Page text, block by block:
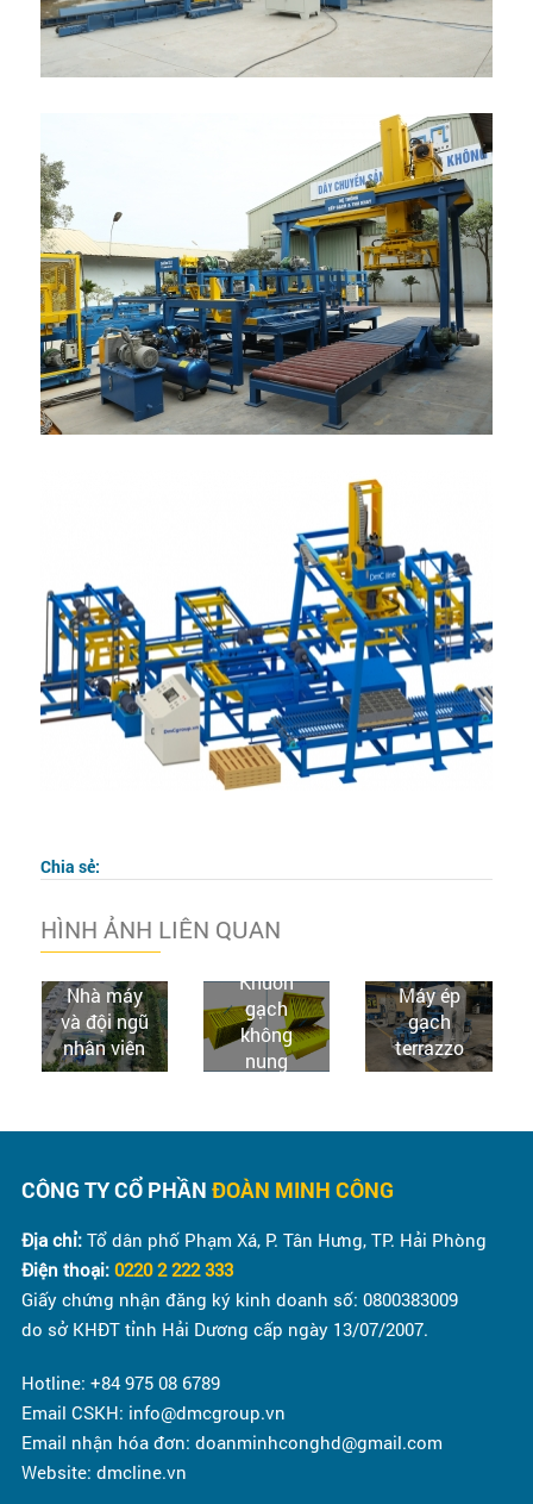
Chia sẻ:
HÌNH ẢNH LIÊN QUAN
Nhà máy
và đội ngũ
nhân viên
Khuôn
gạch
không
nung
Máy ép
gạch
terrazzo
CÔNG TY CỔ PHẦN ĐOÀN MINH CÔNG
Địa chỉ:Tổ dân phố Phạm Xá, P. Tân Hưng, TP. Hải Phòng
Điện thoại: 0220 2 222 333
Giấy chứng nhận đăng ký kinh doanh số: 0800383009
do sở KHĐT tỉnh Hải Dương cấp ngày 13/07/2007.
Hotline: +84 975 08 6789
Email CSKH: info@dmcgroup.vn
Email nhận hóa đơn: doanminhconghd@gmail.com
Website: dmcline.vn